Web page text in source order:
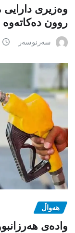
وەزیری دارایی
روون دەکاتەوە
سەرنوسەر
هەواڵ
وادەی